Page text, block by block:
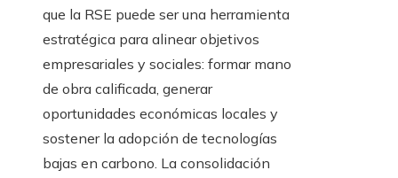
que la RSE puede ser una herramienta
estratégica para alinear objetivos
empresariales y sociales: formar mano
de obra calificada, generar
oportunidades económicas locales y
sostener la adopción de tecnologías
bajas en carbono. La consolidación